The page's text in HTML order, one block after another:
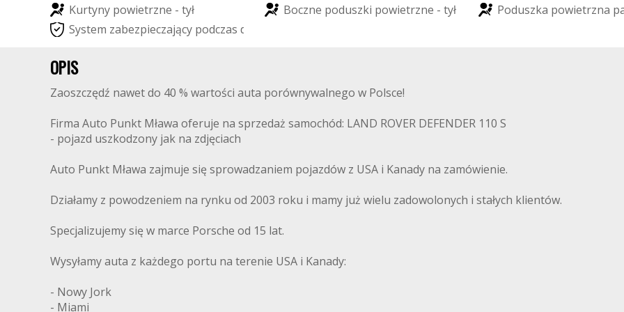
Kurtyny powietrzne - tył Boczne poduszki powietrzne - tył Poduszka powietrzna p
System zabezpieczający podczas d
OPIS
Zaoszczędź nawet do 40 % wartości auta porównywalnego w Polsce!
Firma Auto Punkt Mława oferuje na sprzedaż samochód: LAND ROVER DEFENDER 110 S
- pojazd uszkodzony jak na zdjęciach
Auto Punkt Mława zajmuje się sprowadzaniem pojazdów z USA i Kanady na zamówienie.
Działamy z powodzeniem na rynku od 2003 roku i mamy już wielu zadowolonych i stałych klientów.
Specjalizujemy się w marce Porsche od 15 lat.
Wysyłamy auta z każdego portu na terenie USA i Kanady:
- Nowy Jork
- Miami